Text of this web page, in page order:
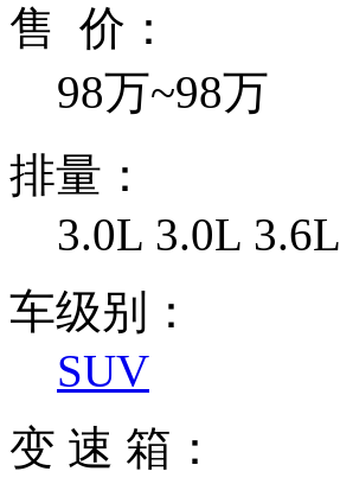
售 价：
98万~98万
排量：
3.0L 3.0L 3.6L
车级别：
SUV
变 速 箱：